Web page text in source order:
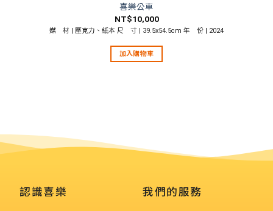
喜樂公車
NT$10,000
媒 材 | 壓克力、紙本 尺 寸 | 39.5x54.5cm 年 份 | 2024
加入購物車
認識喜樂 我們的服務